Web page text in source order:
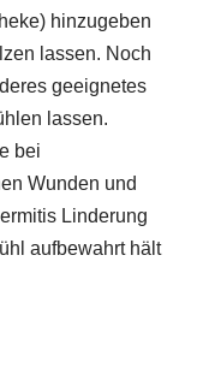
hinzugeben
lassen. Noch
geeignetes
lassen.
bei
Wunden und
Linderung
aufbewahrt hält